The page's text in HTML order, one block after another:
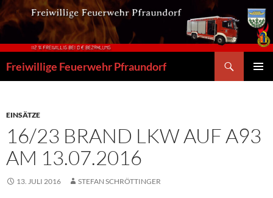
Zum
Inhalt
springen
Freiwillige Feuerwehr Pfraundorf
EINSÄTZE
16/23 BRAND LKW AUF A93
AM 13.07.2016
13. JULI 2016 STEFAN SCHRÖTTINGER